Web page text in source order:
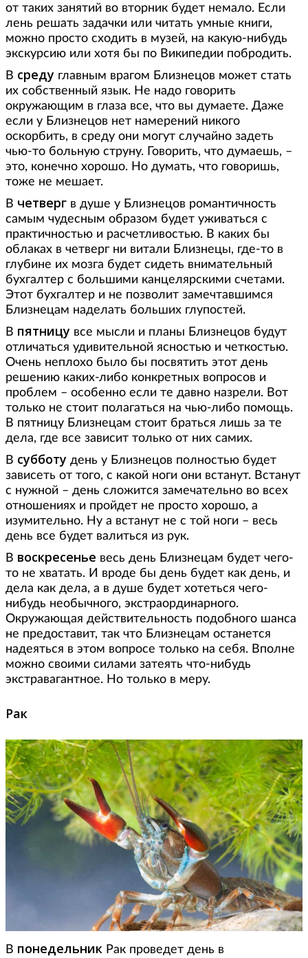
от таких занятий во вторник будет немало. Если
лень решать задачки или читать умные книги,
можно просто сходить в музей, на какую-нибудь
экскурсию или хотя бы по Википедии побродить.
В среду главным врагом Близнецов может стать
их собственный язык. Не надо говорить
окружающим в глаза все, что вы думаете. Даже
если у Близнецов нет намерений никого
оскорбить, в среду они могут случайно задеть
чью-то больную струну. Говорить, что думаешь, –
это, конечно хорошо. Но думать, что говоришь,
тоже не мешает.
В четверг в душе у Близнецов романтичность
самым чудесным образом будет уживаться с
практичностью и расчетливостью. В каких бы
облаках в четверг ни витали Близнецы, где-то в
глубине их мозга будет сидеть внимательный
бухгалтер с большими канцелярскими счетами.
Этот бухгалтер и не позволит замечтавшимся
Близнецам наделать больших глупостей.
В пятницу все мысли и планы Близнецов будут
отличаться удивительной ясностью и четкостью.
Очень неплохо было бы посвятить этот день
решению каких-либо конкретных вопросов и
проблем – особенно если те давно назрели. Вот
только не стоит полагаться на чью-либо помощь.
В пятницу Близнецам стоит браться лишь за те
дела, где все зависит только от них самих.
В субботу день у Близнецов полностью будет
зависеть от того, с какой ноги они встанут. Встанут
с нужной – день сложится замечательно во всех
отношениях и пройдет не просто хорошо, а
изумительно. Ну а встанут не с той ноги – весь
день все будет валиться из рук.
В воскресенье весь день Близнецам будет чего-
то не хватать. И вроде бы день будет как день, и
дела как дела, а в душе будет хотеться чего-
нибудь необычного, экстраординарного.
Окружающая действительность подобного шанса
не предоставит, так что Близнецам останется
надеяться в этом вопросе только на себя. Вполне
можно своими силами затеять что-нибудь
экстравагантное. Но только в меру.
Рак
В понедельник Рак проведет день в